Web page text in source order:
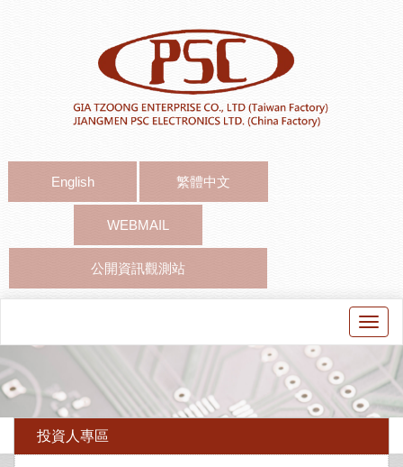
English 繁體中文
WEBMAIL
公開資訊觀測站
投資人專區